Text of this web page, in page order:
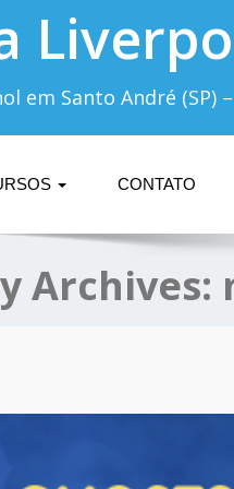
em Santo André (SP)
CONTATO
Archives: